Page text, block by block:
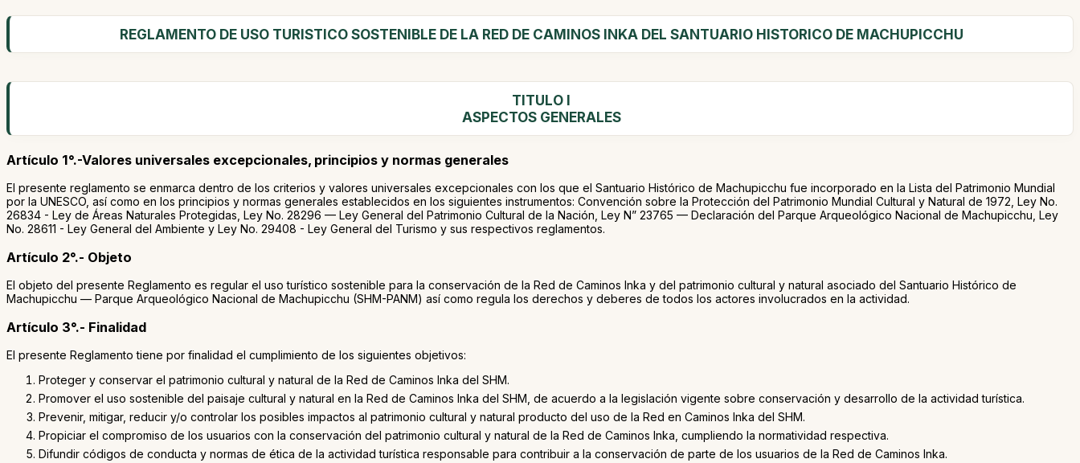
REGLAMENTO DE USO TURISTICO SOSTENIBLE DE LA RED DE CAMINOS INKA DEL SANTUARIO HISTORICO DE MACHUPICCHU
TITULO I
ASPECTOS GENERALES
Artículo 1°.-Valores universales excepcionales, principios y normas generales
El presente reglamento se enmarca dentro de los criterios y valores universales excepcionales con los que el Santuario Histórico de Machupicchu fue incorporado en la Lista del Patrimonio Mundial
por la UNESCO, así como en los principios y normas generales establecidos en los siguientes instrumentos: Convención sobre la Protección del Patrimonio Mundial Cultural y Natural de 1972, Ley No.
26834 - Ley de Áreas Naturales Protegidas, Ley No. 28296 — Ley General del Patrimonio Cultural de la Nación, Ley N” 23765 — Declaración del Parque Arqueológico Nacional de Machupicchu, Ley
No. 28611 - Ley General del Ambiente y Ley No. 29408 - Ley General del Turismo y sus respectivos reglamentos.
Artículo 2°.- Objeto
El objeto del presente Reglamento es regular el uso turístico sostenible para la conservación de la Red de Caminos Inka y del patrimonio cultural y natural asociado del Santuario Histórico de
Machupicchu — Parque Arqueológico Nacional de Machupicchu (SHM-PANM) así como regula los derechos y deberes de todos los actores involucrados en la actividad.
Artículo 3°.- Finalidad
El presente Reglamento tiene por finalidad el cumplimiento de los siguientes objetivos:
Proteger y conservar el patrimonio cultural y natural de la Red de Caminos Inka del SHM.
Promover el uso sostenible del paisaje cultural y natural en la Red de Caminos Inka del SHM, de acuerdo a la legislación vigente sobre conservación y desarrollo de la actividad turística.
Prevenir, mitigar, reducir y/o controlar los posibles impactos al patrimonio cultural y natural producto del uso de la Red en Caminos Inka del SHM.
Propiciar el compromiso de los usuarios con la conservación del patrimonio cultural y natural de la Red de Caminos Inka, cumpliendo la normatividad respectiva.
Difundir códigos de conducta y normas de ética de la actividad turística responsable para contribuir a la conservación de parte de los usuarios de la Red de Caminos Inka.